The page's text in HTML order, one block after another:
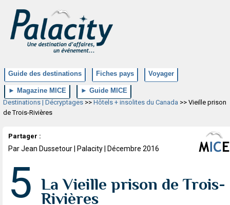
Guide des destinations Fiches pays Voyager
► Magazine MICE
► Guide MICE
Destinations | Décryptages >> Hôtels + insolites du Canada >> Vieille prison
de Trois-Rivières
Partager :
Par Jean Dussetour | Palacity | Décembre 2016
5 La Vieille prison de Trois-
Rivières